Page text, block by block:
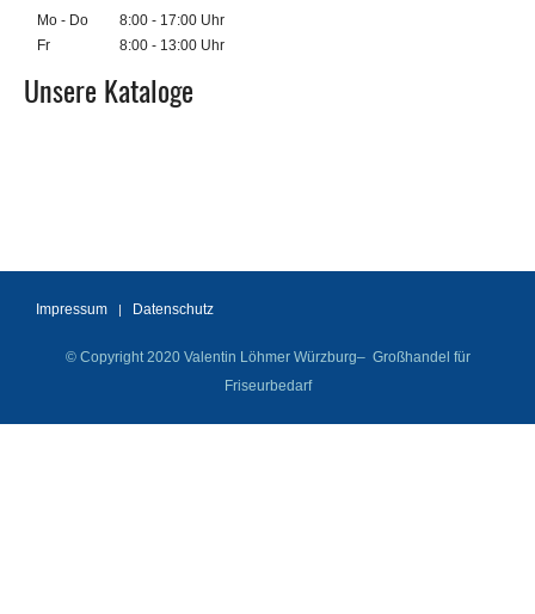
Mo - Do
8:00 - 17:00 Uhr
Fr
8:00 - 13:00 Uhr
Unsere Kataloge
Impressum Datenschutz
© Copyright 2020 Valentin Löhmer Würzburg– Großhandel für
Friseurbedarf